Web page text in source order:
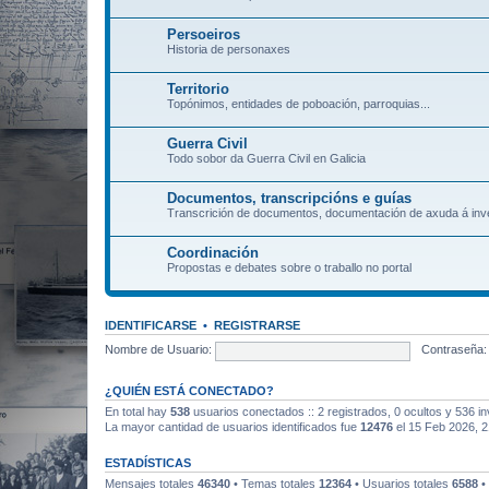
Persoeiros
Historia de personaxes
Territorio
Topónimos, entidades de poboación, parroquias...
Guerra Civil
Todo sobor da Guerra Civil en Galicia
Documentos, transcripcións e guías
Transcrición de documentos, documentación de axuda á
Coordinación
Propostas e debates sobre o traballo no portal
IDENTIFICARSE • REGISTRARSE
Nombre de Usuario:
Contraseña:
¿QUIÉN ESTÁ CONECTADO?
En total hay 538 usuarios conectados :: 2 registrados, 0 ocultos y 536
La mayor cantidad de usuarios identificados fue 12476 el 15 Feb 2026,
ESTADÍSTICAS
Mensajes totales 46340 • Temas totales 12364 • Usuarios totales 6588